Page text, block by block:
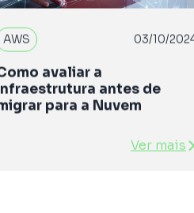
AWS 03/10/
avaliar a
antes de
para a Nuvem
Ver mais